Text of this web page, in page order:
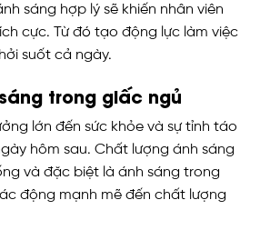
sáng hợp lý sẽ khiến nhân viên
cực. Từ đó tạo động lực làm việc
suốt cả ngày.
trong giấc ngủ
lớn đến sức khỏe và sự tỉnh táo
hôm sau. Chất lượng ánh sáng
và đặc biệt là ánh sáng trong
động mạnh mẽ đến chất lượng